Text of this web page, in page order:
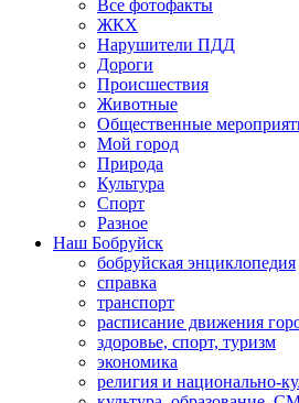
Все фотофакты
ЖКХ
Нарушители ПДД
Дороги
Происшествия
Животные
Общественные
Мой город
Природа
Культура
Спорт
Разное
Наш Бобруйск
бобруйская энциклопедия
справка
транспорт
расписание движения
здоровье, спорт, туризм
экономика
религия и национально-